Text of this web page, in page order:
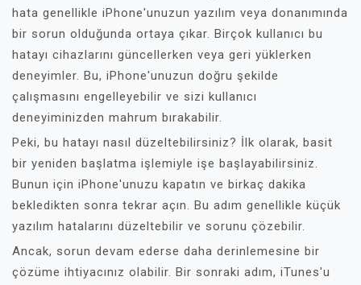
hata genellikle iPhone'unuzun yazılım veya donanımında
bir sorun olduğunda ortaya çıkar. Birçok kullanıcı bu
hatayı cihazlarını güncellerken veya geri yüklerken
deneyimler. Bu, iPhone'unuzun doğru şekilde
çalışmasını engelleyebilir ve sizi kullanıcı
deneyiminizden mahrum bırakabilir.
Peki, bu hatayı nasıl düzeltebilirsiniz? İlk olarak, basit
bir yeniden başlatma işlemiyle işe başlayabilirsiniz.
Bunun için iPhone'unuzu kapatın ve birkaç dakika
bekledikten sonra tekrar açın. Bu adım genellikle küçük
yazılım hatalarını düzeltebilir ve sorunu çözebilir.
Ancak, sorun devam ederse daha derinlemesine bir
çözüme ihtiyacınız olabilir. Bir sonraki adım, iTunes'u